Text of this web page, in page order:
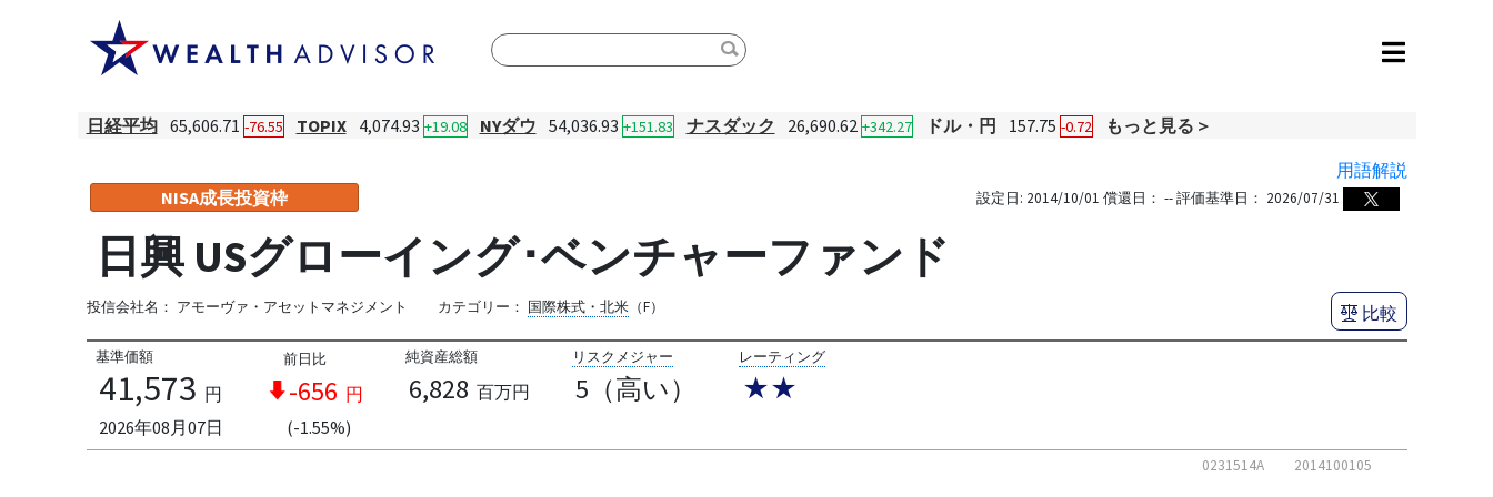
日経平均 65,606.71 -76.55 TOPIX 4,074.93 +19.08 NYダウ 54,036.93 +151.83 ナスダック 26,690.62 +342.27 ドル・円 157.75 -0.72
もっと見る＞
用語解説
NISA成長投資枠
設定日: 2014/10/01 償還日： -- 評価基準日： 2026/07/31
日興 USグローイング･ベンチャーファンド
投信会社名： アモーヴァ・アセットマネジメント カテゴリー： 国際株式・北米（F） 比較
基準価額
41,573 円
2026年08月07日
前日比
-656 円
(-1.55%)
純資産総額
6,828 百万円
リスクメジャー
5（高い）
レーティング
★★
0231514A 2014100105